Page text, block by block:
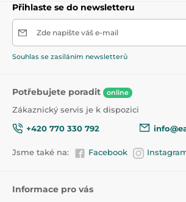
Přihlaste se do newsletteru
Zde napište váš e-mail
Souhlas se zasíláním newsletterů
Potřebujete poradit online
Zákaznický servis je k dispozici
+420 770 330 792
Jsme také na: Facebook
Informace pro vás